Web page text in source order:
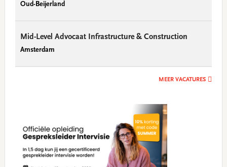
Oud-Beijerland
Mid-Level Advocaat Infrastructure & Construction
Amsterdam
MEER VACATURES